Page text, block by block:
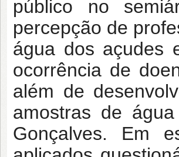
público no
percepção de
água dos açudes
ocorrência de
além de
amostras de
Gonçalves. Em